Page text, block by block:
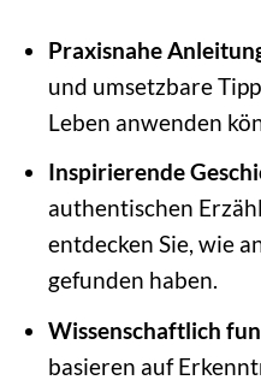
Praxisnahe
und umsetzbare
Leben anwenden
Inspirierende
authentischen
entdecken Sie, wie
gefunden haben.
Wissenschaftlich
basieren auf